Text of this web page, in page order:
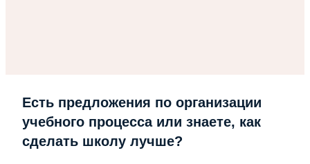
Есть предложения по организации
учебного процесса или знаете, как
сделать школу лучше?